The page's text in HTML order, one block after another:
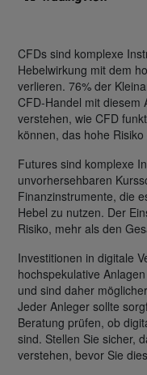
CFDs sind komplexe
Hebelwirkung mit dem
verlieren. 76% der
CFD-Handel mit diesem
verstehen, wie CFD
können, das hohe
Futures sind komplexe
unvorhersehbaren
Finanzinstrumente, die
Hebel zu nutzen. Der
Risiko, mehr als den
Investitionen in digitale
hochspekulative
und sind daher
Jeder Anleger sollte
Beratung prüfen, ob
sind. Stellen Sie sicher,
verstehen, bevor Sie